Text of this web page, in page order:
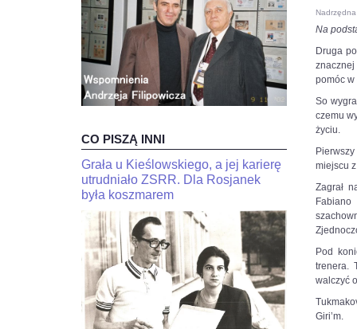
CO PISZĄ INNI
JaJan-
Krzysztof
Duda
interia.n-
Krzysztof
Duda
dla
Interia.pl:
Stoczyłbym
ciekawy
bój
"Kariakin
jest
skończony".
Jana-
Krzysztofa
Dudy
dla
Interii
Czytaj
więcej
Grała u Kieślowskiego, a jej karierę
utrudniało ZSRR. Dla Rosjanek
była koszmarem
Na
Druga
pomóc
So
czemu
życiu.
miejscu
Zagrał
Pod
trenera.
walczyć
Giri’m.